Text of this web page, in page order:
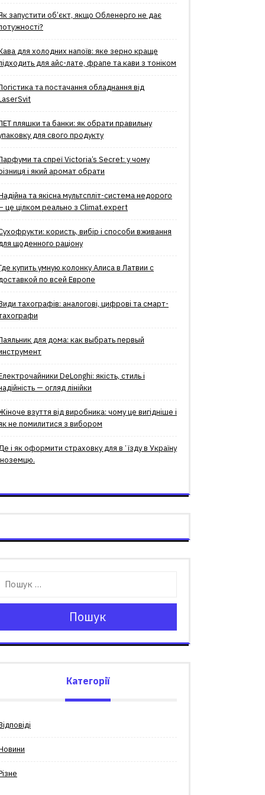
запустити об’єкт, якщо Обленерго не дає
для холодних напоїв: яке зерно краще
для айс-лате, фрапе та кави з тоніком
та постачання обладнання від
пляшки та банки: як обрати правильну
для свого продукту
та спреї Victoria’s Secret: у чому
і який аромат обрати
та якісна мультспліт-система недорого
це цілком реально з Climat.еxpert
користь, вибір і способи вживання
щоденного раціону
купить умную колонку Алиса в Латвии с
по всей Европе
тахографів: аналогові, цифрові та смарт-
для дома: как выбрать первый
DeLonghi: якість, стиль і
— огляд лінійки
взуття від виробника: чому це вигідніше і
не помилитися з вибором
і як оформити страховку для вʼїзду в Україну
Пошук
Категорії